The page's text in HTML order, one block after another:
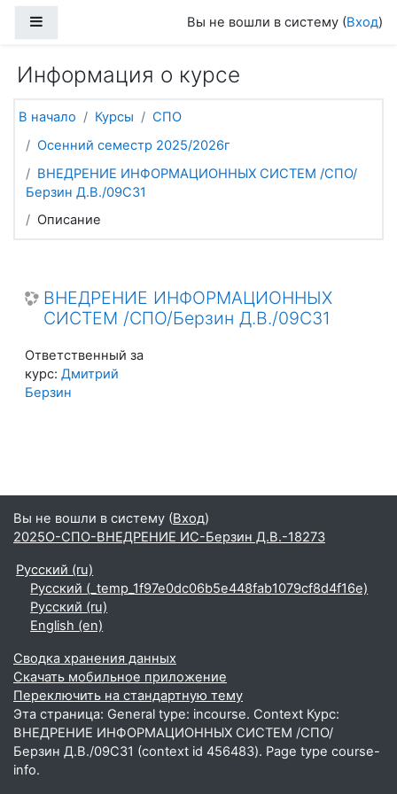
Вы не вошли в систему (Вход)
Информация о курсе
В начало Курсы
СПО
Осенний семестр 2025/2026г
ВНЕДРЕНИЕ ИНФОРМАЦИОННЫХ СИСТЕМ /СПО/
Берзин Д.В./09С31
Описание
ВНЕДРЕНИЕ ИНФОРМАЦИОННЫХ
СИСТЕМ /СПО/Берзин Д.В./09С31
Ответственный за
курс: Дмитрий
Берзин
Вы не вошли в систему (Вход)
2025О-СПО-ВНЕДРЕНИЕ ИС-Берзин Д.В.-18273
Русский ‎(ru)‎
Русский ‎(_temp_1f97e0dc06b5e448fab1079cf8d4f16e)‎
Русский ‎(ru)‎
English ‎(en)‎
Сводка хранения данных
Скачать мобильное приложение
Переключить на стандартную тему
Эта страница: General type: incourse. Context Курс:
ВНЕДРЕНИЕ ИНФОРМАЦИОННЫХ СИСТЕМ /СПО/
Берзин Д.В./09С31 (context id 456483). Page type course-
info.